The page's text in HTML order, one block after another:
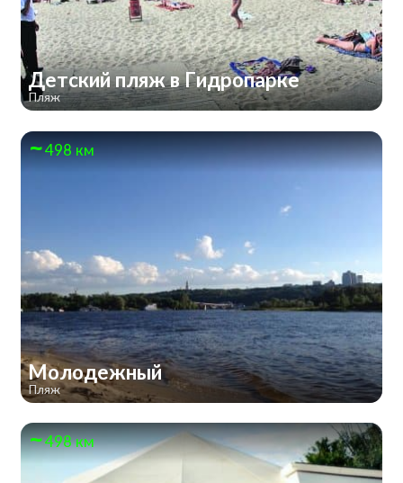
Детский пляж в Гидропарке
Пляж
498 км
Молодежный
Пляж
498 км